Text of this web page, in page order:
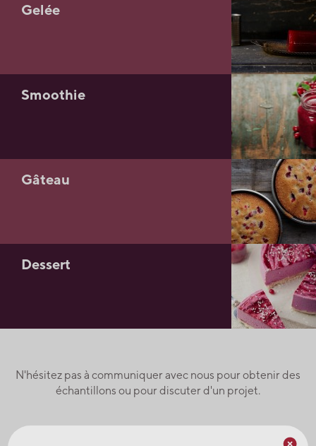
Gelée
Smoothie
Gâteau
Dessert
N'hésitez pas à communiquer avec nous pour obtenir des
échantillons ou pour discuter d'un projet.